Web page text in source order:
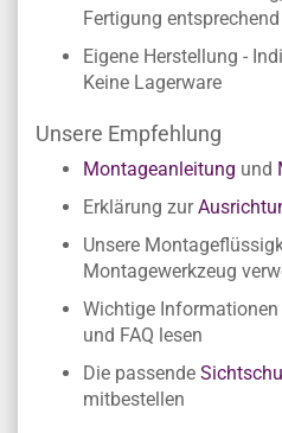
Fertigung
Eigene Herstellung -
Keine Lagerware
Unsere Empfehlung
Montageanleitung und
Erklärung zur
Unsere
Montagewerkzeug
Wichtige
und FAQ lesen
Die passende
mitbestellen